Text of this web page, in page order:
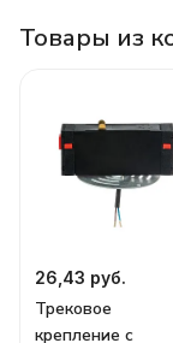
Товары из
26,43 руб.
Трековое
крепление с